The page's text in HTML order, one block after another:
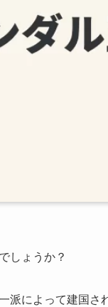
しょうか？
派によって建国さ